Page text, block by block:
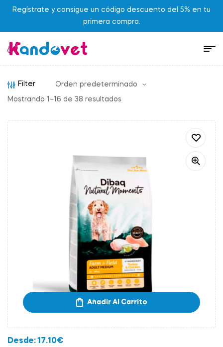
Regístrate y consigue un código descuento del 5% en tu
primera compra.
Filter
Mostrando 1–16 de 38 resultados
Añadir Al Carrito
Desde:17.10€